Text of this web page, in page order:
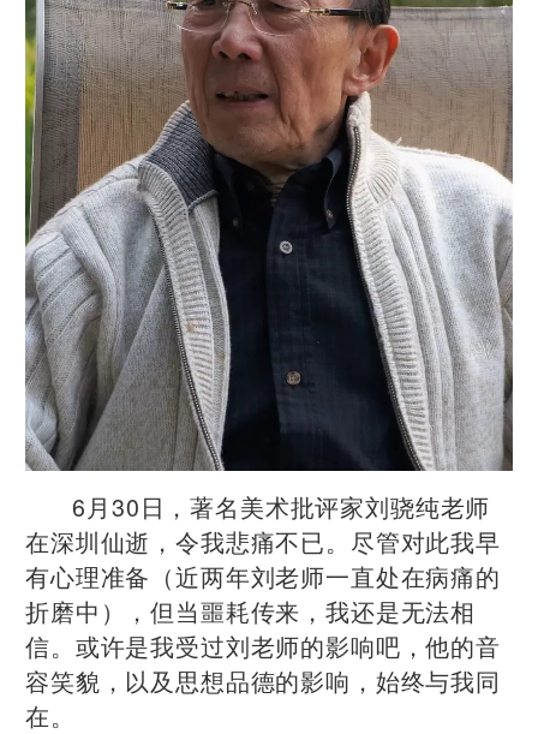
6月30日，著名美术批评家刘骁纯老师
在深圳仙逝，令我悲痛不已。尽管对此我早
有心理准备（近两年刘老师一直处在病痛的
折磨中），但当噩耗传来，我还是无法相
信。或许是我受过刘老师的影响吧，他的音
容笑貌，以及思想品德的影响，始终与我同
在。